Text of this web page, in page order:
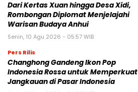
Dari Kertas Xuan hingga Desa Xidi,
Rombongan Diplomat Menjelajahi
Warisan Budaya Anhui
Senin, 10 Agu 2026 - 05:57 WIB
Pers Rilis
Changhong Gandeng Ikon Pop
Indonesia Rossa untuk Memperkuat
Jangkauan di Pasar Indonesia